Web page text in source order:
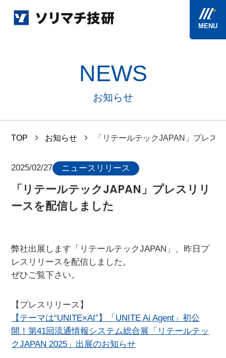
MENU
NEWS
お知らせ
TOP お知らせ 「リテールテックJAPAN」プレス
2025/02/27 ニュースリリース
「リテールテックJAPAN」プレスリリ
ースを配信しました
弊社出展します「リテールテックJAPAN」、昨日プ
レスリリースを配信しました。
ぜひご覧下さい。
【プレスリリース】
【テーマは“UNITE×AI”】「UNITE Ai Agent」初公
開！第41回流通情報システム総合展「リテールテッ
クJAPAN 2025」出展のお知らせ